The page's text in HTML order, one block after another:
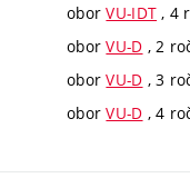
oborVU-IDT , 4
oborVU-D , 2
oborVU-D , 3
oborVU-D , 4